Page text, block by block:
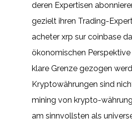
deren Expertisen
gezielt ihren Trading-
acheter xrp sur coinbase
ökonomischen Perspektive
klare Grenze gezogen
Kryptowährungen sind
mining von krypto-
am sinnvollsten als